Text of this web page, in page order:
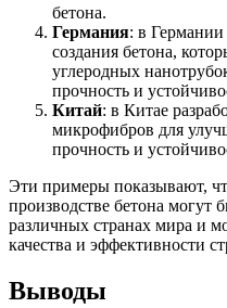
бетона.
Германия: в Германии
создания бетона,
углеродных
прочность и
Китай: в Китае
микрофибров для
прочность и
Эти примеры показывают,
производстве бетона могут
различных странах мира и
качества и эффективности
Выводы